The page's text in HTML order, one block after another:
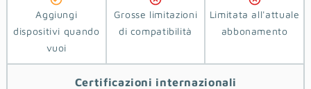
Aggiungi
dispositivi quando
vuoi
Grosse limitazioni
di compatibilità
Limitata all'attuale
abbonamento
Certificazioni internazionali